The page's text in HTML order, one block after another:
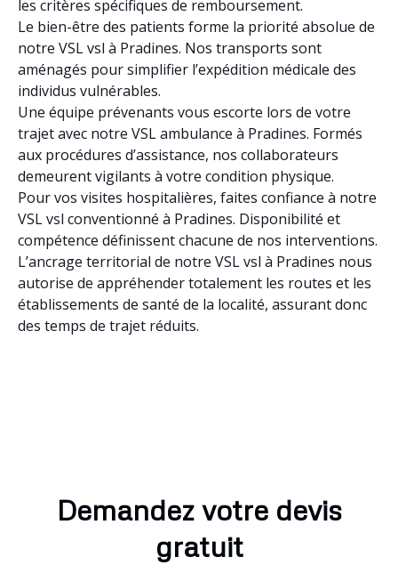
les critères spécifiques de remboursement.
Le bien-être des patients forme la priorité absolue de
notre VSL vsl à Pradines. Nos transports sont
aménagés pour simplifier l’expédition médicale des
individus vulnérables.
Une équipe prévenants vous escorte lors de votre
trajet avec notre VSL ambulance à Pradines. Formés
aux procédures d’assistance, nos collaborateurs
demeurent vigilants à votre condition physique.
Pour vos visites hospitalières, faites confiance à notre
VSL vsl conventionné à Pradines. Disponibilité et
compétence définissent chacune de nos interventions.
L’ancrage territorial de notre VSL vsl à Pradines nous
autorise de appréhender totalement les routes et les
établissements de santé de la localité, assurant donc
des temps de trajet réduits.
Demandez votre devis
gratuit